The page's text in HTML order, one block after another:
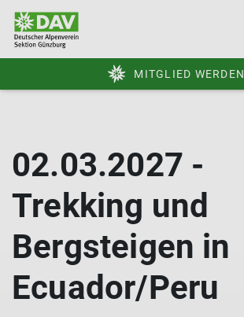
MITGLIED WERDEN
02.03.2027 -
Trekking und
Bergsteigen in
Ecuador/Peru